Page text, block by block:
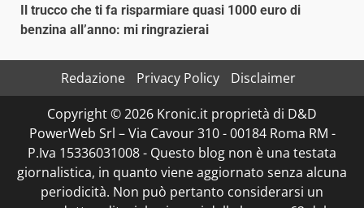
Il trucco che ti fa risparmiare quasi 1000 euro di
benzina all’anno: mi ringrazierai
Redazione Privacy Policy
Disclaimer
Copyright © 2026 Kronic.it proprietà di D&D
PowerWeb Srl – Via Cavour 310 - 00184 Roma RM -
P.Iva 15336031008 - Questo blog non è una testata
giornalistica, in quanto viene aggiornato senza alcuna
periodicità. Non può pertanto considerarsi un